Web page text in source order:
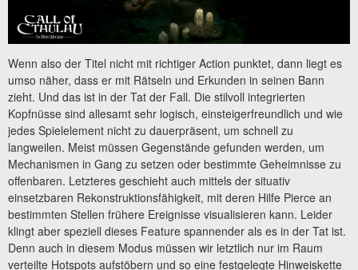
Wenn also der Titel nicht mit richtiger Action punktet, dann liegt es
umso näher, dass er mit Rätseln und Erkunden in seinen Bann
zieht. Und das ist in der Tat der Fall. Die stilvoll integrierten
Kopfnüsse sind allesamt sehr logisch, einsteigerfreundlich und wie
jedes Spielelement nicht zu dauerpräsent, um schnell zu
langweilen. Meist müssen Gegenstände gefunden werden, um
Mechanismen in Gang zu setzen oder bestimmte Geheimnisse zu
offenbaren. Letzteres geschieht auch mittels der situativ
einsetzbaren Rekonstruktionsfähigkeit, mit deren Hilfe Pierce an
bestimmten Stellen frühere Ereignisse visualisieren kann. Leider
klingt aber speziell dieses Feature spannender als es in der Tat ist.
Denn auch in diesem Modus müssen wir letztlich nur im Raum
verteilte Hotspots aufstöbern und so eine festgelegte Hinweiskette